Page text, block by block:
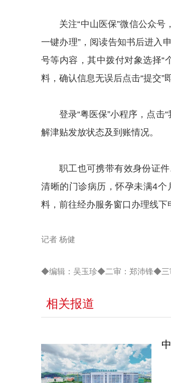
关注“中山医保”微信公众号
一键办理”，阅读告知书后进入
号等内容，其中拨付对象选择“
料，确认信息无误后点击“提交”
登录“粤医保”小程序，点击
解津贴发放状态及到账情况。
职工也可携带有效身份证
清晰的门诊病历，怀孕未满4
料，前往经办服务窗口办理线下
记者 杨健
◆编辑：吴玉珍◆二审：郑沛锋◆三
相关报道